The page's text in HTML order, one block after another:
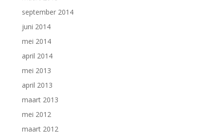
september 2014
juni 2014
mei 2014
april 2014
mei 2013
april 2013
maart 2013
mei 2012
maart 2012